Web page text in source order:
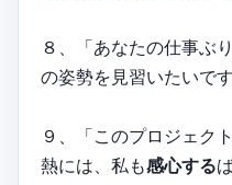
８、「あなたの仕事ぶ
の姿勢を見習いたいです
９、「このプロジェク
熱には、私も感心する